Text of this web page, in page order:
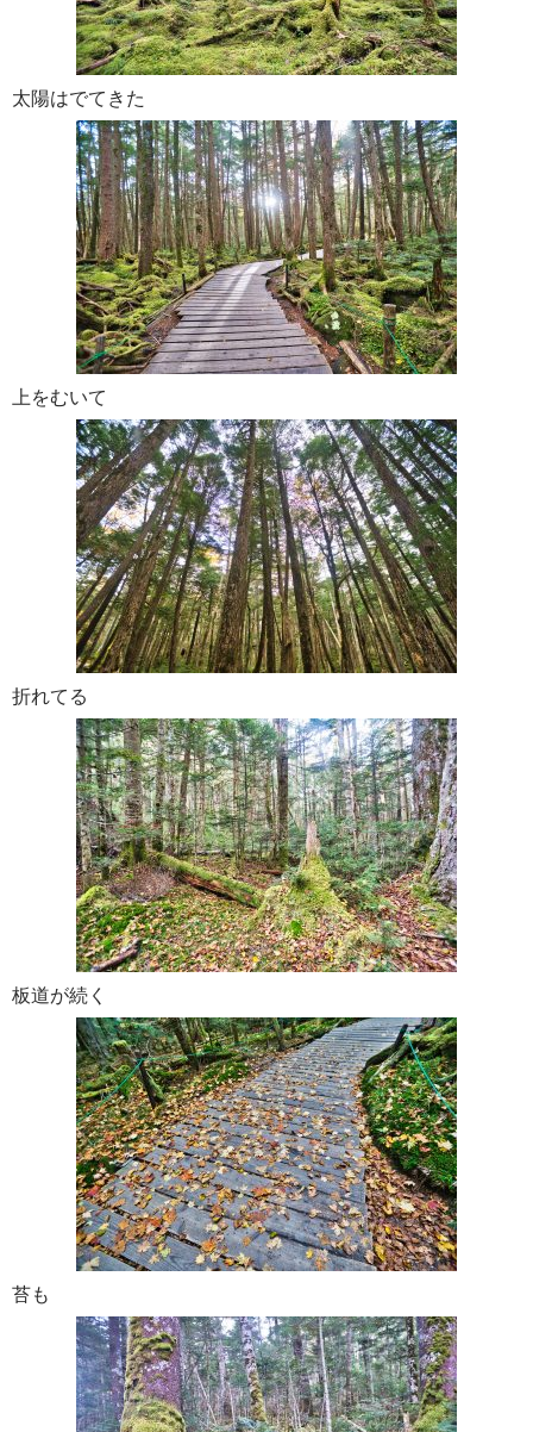
太陽はでてきた
上をむいて
折れてる
板道が続く
苔も